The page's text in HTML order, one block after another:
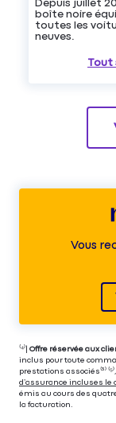
Depuis juillet
boîte noire
toutes les
neuves.
Tout
Vous
⁽⁴⁾| Offre réservée aux
inclus pour toute
prestations associés⁽³⁾
d’assurance incluses le
émis au cours des
la facturation.